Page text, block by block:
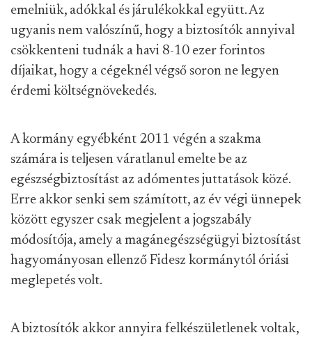
emelniük, adókkal és járulékokkal együtt. Az
ugyanis nem valószínű, hogy a biztosítók annyival
csökkenteni tudnák a havi 8-10 ezer forintos
díjaikat, hogy a cégeknél végső soron ne legyen
érdemi költségnövekedés.
A kormány egyébként 2011 végén a szakma
számára is teljesen váratlanul emelte be az
egészségbiztosítást az adómentes juttatások közé.
Erre akkor senki sem számított, az év végi ünnepek
között egyszer csak megjelent a jogszabály
módosítója, amely a magánegészségügyi biztosítást
hagyományosan ellenző Fidesz kormánytól óriási
meglepetés volt.
A biztosítók akkor annyira felkészületlenek voltak,